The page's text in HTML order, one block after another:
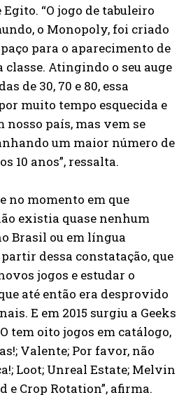
“O jogo de tabuleiro
o Monopoly, foi criado
para o aparecimento de
Atingindo o seu auge
de 30, 70 e 80, essa
muito tempo esquecida e
nosso país, mas vem se
um maior número de
10 anos”, ressalta.
no momento em que
existia quase nenhum
Brasil ou em língua
dessa constatação, que
jogos e estudar o
até então era desprovido
E em 2015 surgiu a Geeks
tem oito jogos em catálogo,
Valente; Por favor, não
Loot; Unreal Estate; Melvin
e Crop Rotation”, afirma.